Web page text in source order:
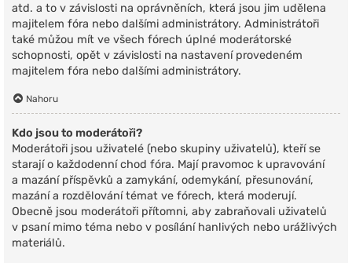
atd. a to v závislosti na oprávněních, která jsou jim udělena
majitelem fóra nebo dalšími administrátory. Administrátoři
také můžou mít ve všech fórech úplné moderátorské
schopnosti, opět v závislosti na nastavení provedeném
majitelem fóra nebo dalšími administrátory.
Nahoru
Kdo jsou to moderátoři?
Moderátoři jsou uživatelé (nebo skupiny uživatelů), kteří se
starají o každodenní chod fóra. Mají pravomoc k upravování
a mazání příspěvků a zamykání, odemykání, přesunování,
mazání a rozdělování témat ve fórech, která moderují.
Obecně jsou moderátoři přítomni, aby zabraňovali uživatelů
v psaní mimo téma nebo v posílání hanlivých nebo urážlivých
materiálů.